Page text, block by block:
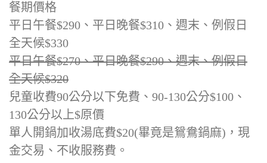
餐期價格
平日午餐$290、平日晚餐$310、週末、例假日
全天候$330
平日午餐$270、平日晚餐$290、週末、例假日
全天候$320
兒童收費90公分以下免費、90-130公分$100、
130公分以上$原價
單人開鍋加收湯底費$20(畢竟是鴛鴦鍋麻)，現
金交易、不收服務費。